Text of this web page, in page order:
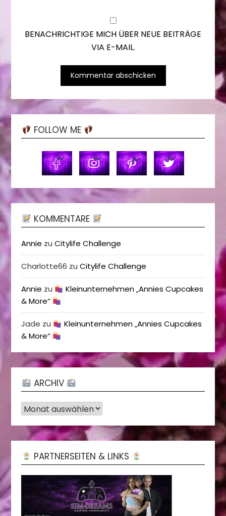
BENACHRICHTIGE MICH ÜBER NEUE BEITRÄGE
VIA E-MAIL.
FOLLOW ME
KOMMENTARE
Annie zuCitylife Challenge
Charlotte66 zuCitylife Challenge
Annie zu
Kleinunternehmen „Annies Cupcakes
& More“
Jade zu
Kleinunternehmen „Annies Cupcakes
& More“
ARCHIV
Archiv
PARTNERSEITEN & LINKS